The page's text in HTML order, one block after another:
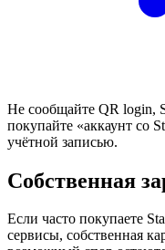
Не сообщайте QR login,
покупайте «аккаунт со
учётной записью.
Собственная
Если часто покупаете
сервисы, собственная